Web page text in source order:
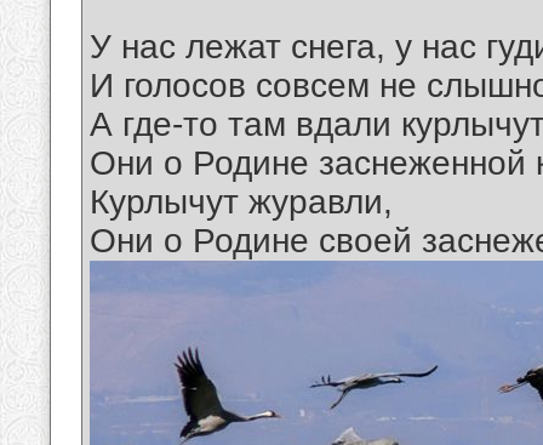
У нас лежат снега, у нас
И голосов совсем не
А где-то там вдали
Они о Родине заснеженной
Курлычут журавли,
Они о Родине своей